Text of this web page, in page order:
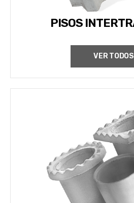
PISOS
VER TODOS